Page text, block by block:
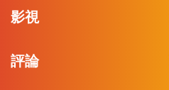
影視
評論